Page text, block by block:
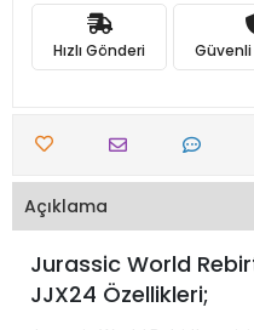
Hızlı Gönderi Güvenli
Açıklama
Jurassic World
JJX24 Özellikleri;